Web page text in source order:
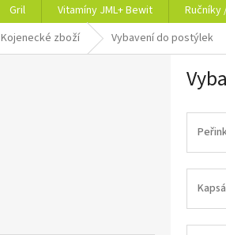
Gril Vitamíny JML+ Bewit Ručníky
Kojenecké zboží Vybavení do postýlek